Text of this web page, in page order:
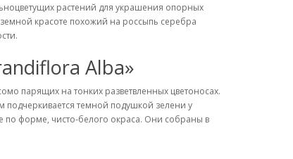
растений для украшения опорных
красоте похожий на россыпь серебра
Alba»
парящих на тонких разветвленных цветоносах.
подчеркивается темной подушкой зелени у
по форме, чисто-белого окраса. Они собраны в